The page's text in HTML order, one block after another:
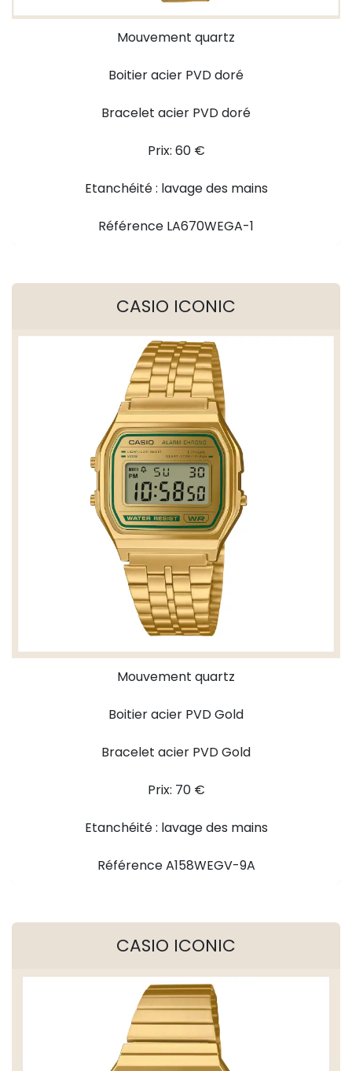
Mouvement quartz
Boitier acier PVD doré
Bracelet acier PVD doré
Prix: 60 €
Etanchéité : lavage des mains
Référence LA670WEGA-1
CASIO ICONIC
Mouvement quartz
Boitier acier PVD Gold
Bracelet acier PVD Gold
Prix: 70 €
Etanchéité : lavage des mains
Référence A158WEGV-9A
CASIO ICONIC